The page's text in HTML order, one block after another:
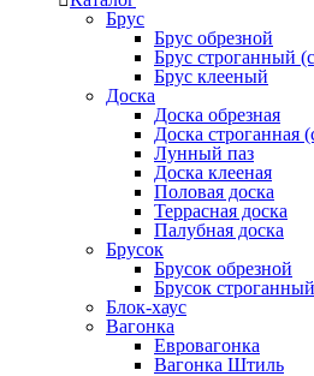
Брус
Брус обрезной
Брус строганный
Брус клееный
Доска
Доска обрезная
Доска строганная
Лунный паз
Доска клееная
Половая доска
Террасная доска
Палубная доска
Брусок
Брусок обрезной
Брусок
Блок-хаус
Вагонка
Евровагонка
Вагонка Штиль